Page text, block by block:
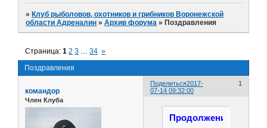
»Клуб рыболовов, охотников и грибников Воронежской
области Адреналин »Архив форума »Поздравления
Поздравления
Страница:1 2 3 … 34 »
Поделиться 1
2017-
07-14 09:32:00
командор
Член Клуба
Продолжение...